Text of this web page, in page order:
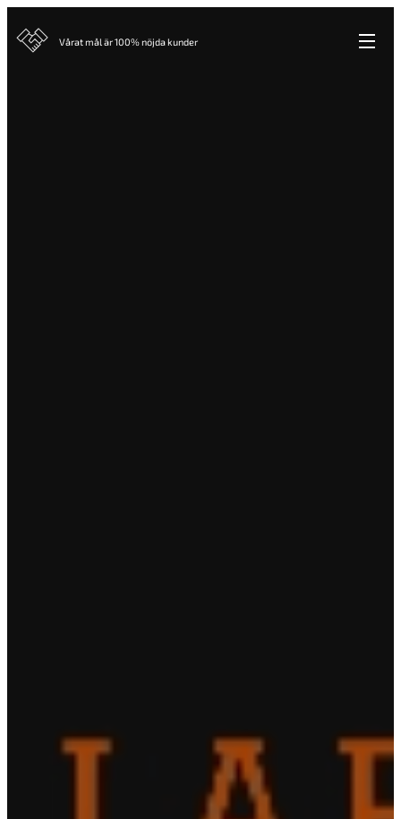
Vårat mål är 100% nöjda kunder